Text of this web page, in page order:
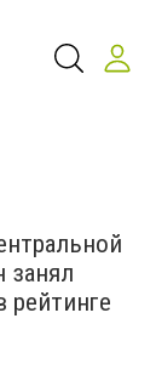
занял
рейтинге